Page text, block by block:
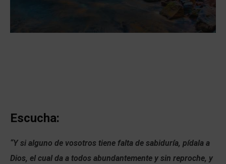
Escucha:
“Y si alguno de vosotros tiene falta de sabiduría, pídala a
Dios, el cual da a todos abundantemente y sin reproche, y